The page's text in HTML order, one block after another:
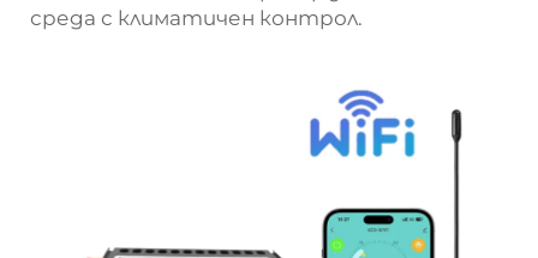
среда с климатичен контрол.